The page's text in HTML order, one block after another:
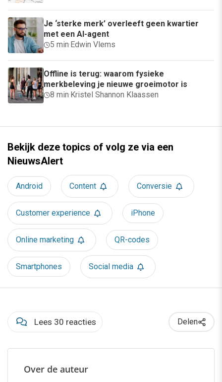
Je ‘sterke merk’ overleeft geen kwartier
met een AI-agent
5 min· Edwin Vlems
Offline is terug: waarom fysieke
merkbeleving je nieuwe groeimotor is
8 min· Kristel Shannon Klaassen
Bekijk deze topics of volg ze via een
NieuwsAlert
Android Content Conversie
Customer experience iPhone
Online marketing QR-codes
Smartphones Social media
Lees 30 reacties Delen
Over de auteur